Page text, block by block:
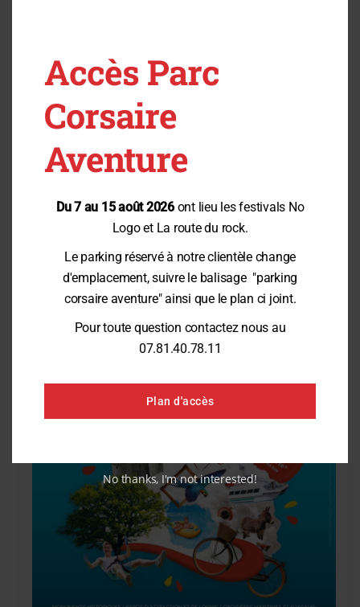
DE 13H30 À 18H
Pâques au parc – du 4 au 6 avril
Chasse aux oeufs en pleine forêt
Pass annuels & Entrées gratuites à gagner.
Événement réservé à nos clients
Je réserve
DIMANCHE 12 AVRIL JOURNÉE DES LOISIRS
Accès Parc
Corsaire
Aventure
Du 7 au 15 août 2026ont lieu les festivals No
Logo et La route du rock.
Le parking réservé à notre clientèle change
d'emplacement, suivre le balisage "parking
corsaire aventure" ainsi que le plan ci joint.
Pour toute question contactez nous au
07.81.40.78.11
Plan d'accès
No thanks, I'm not interested!